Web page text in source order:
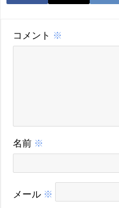
コメント ※
名前 ※
メール ※